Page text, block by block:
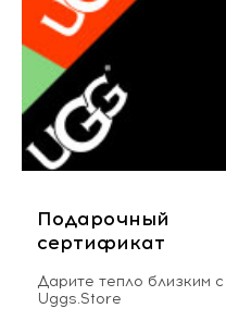
Подарочный
сертификат
Дарите тепло близким с
Uggs.Store